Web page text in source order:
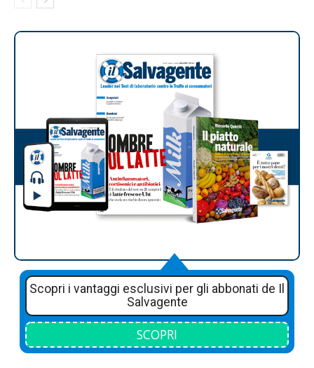
Scopri i vantaggi esclusivi per gli abbonati de Il
Salvagente
SCOPRI